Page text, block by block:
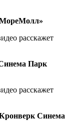
расскажет
Парк
расскажет
Синема